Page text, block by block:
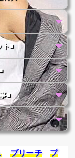
ト■
■
ブリーチ
プ